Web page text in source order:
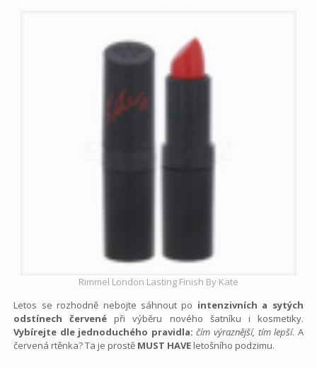
Rimmel London Lasting Finish By Kate
Letos se rozhodně nebojte sáhnout po intenzivních a sytých
odstínech červené při výběru nového šatníku i kosmetiky.
Vybírejte dle jednoduchého pravidla: čím výraznější, tím lepší. A
červená rtěnka? Ta je prostě MUST HAVE letošního podzimu.